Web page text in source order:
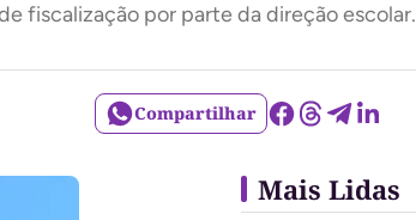
fiscalização por parte da direção escolar.
Compartilhar
Mais Lidas